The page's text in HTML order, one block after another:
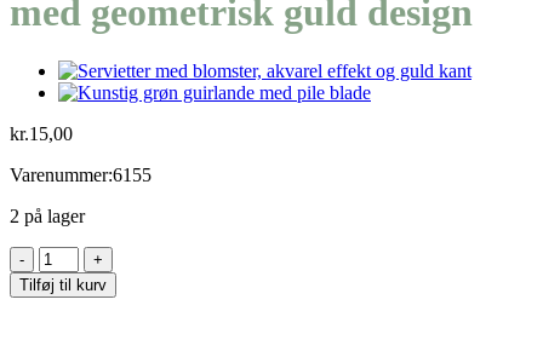
med geometrisk guld design
kr.15,00
Varenummer:6155
2 på lager
Små
støvede
grønne
Tilføj til kurv